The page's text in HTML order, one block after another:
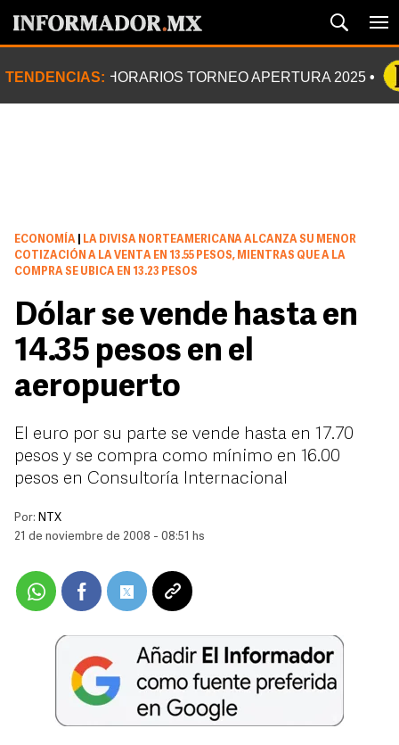
TENDENCIAS: HORARIOS TORNEO APERTURA 2025
ECONOMÍA
LA DIVISA NORTEAMERICANA ALCANZA SU MENOR
COTIZACIÓN A LA VENTA EN 13.55 PESOS, MIENTRAS QUE A LA
COMPRA SE UBICA EN 13.23 PESOS
Dólar se vende hasta en
14.35 pesos en el
aeropuerto
El euro por su parte se vende hasta en 17.70
pesos y se compra como mínimo en 16.00
pesos en Consultoría Internacional
Por: NTX
21 de noviembre de 2008 - 08:51 hs